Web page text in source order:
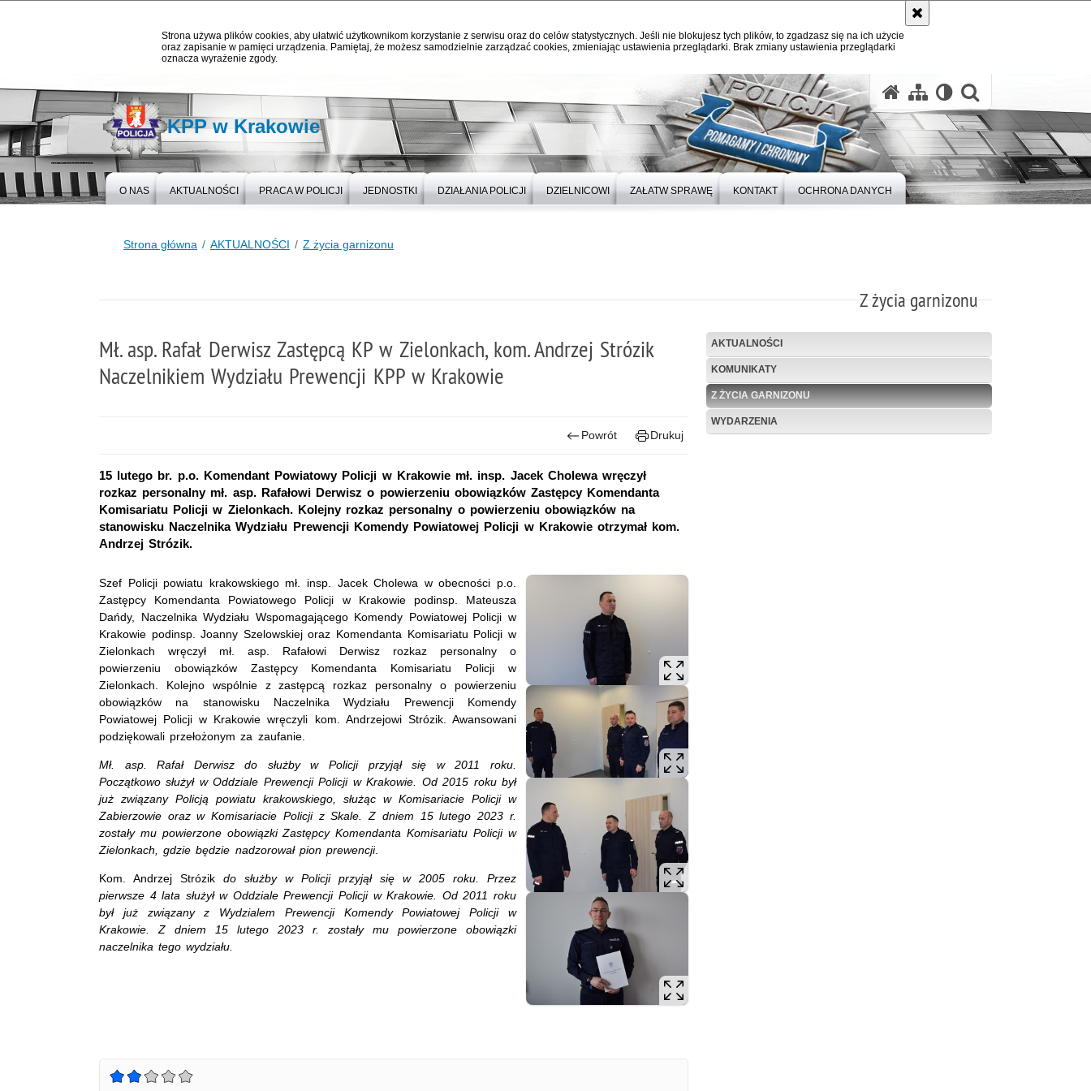
Strona używa plików cookies, aby ułatwić użytkownikom korzystanie z serwisu oraz do celów statystycznych. Jeśli nie blokujesz tych plików, to zgadzasz się na ich użycie
oraz zapisanie w pamięci urządzenia. Pamiętaj, że możesz samodzielnie zarządzać cookies, zmieniając ustawienia przeglądarki. Brak zmiany ustawienia przeglądarki
oznacza wyrażenie zgody.
KPP w Krakowie
O NAS AKTUALNOŚCI PRACA W POLICJI JEDNOSTKI DZIAŁANIA POLICJI DZIELNICOWI ZAŁATW SPRAWĘ KONTAKT OCHRONA DANYCH
Strona główna AKTUALNOŚCI Z życia garnizonu
Z życia garnizonu
Mł. asp. Rafał Derwisz Zastępcą KP w Zielonkach, kom. Andrzej Strózik
Naczelnikiem Wydziału Prewencji KPP w Krakowie
Powrót Drukuj
15 lutego br. p.o. Komendant Powiatowy Policji w Krakowie mł. insp. Jacek Cholewa wręczył
rozkaz personalny mł. asp. Rafałowi Derwisz o powierzeniu obowiązków Zastępcy Komendanta
Komisariatu Policji w Zielonkach. Kolejny rozkaz personalny o powierzeniu obowiązków na
stanowisku Naczelnika Wydziału Prewencji Komendy Powiatowej Policji w Krakowie otrzymał kom.
Andrzej Strózik.
Szef Policji powiatu krakowskiego mł. insp. Jacek Cholewa w obecności p.o.
Zastępcy Komendanta Powiatowego Policji w Krakowie podinsp. Mateusza
Dańdy, Naczelnika Wydziału Wspomagającego Komendy Powiatowej Policji w
Krakowie podinsp. Joanny Szelowskiej oraz Komendanta Komisariatu Policji w
Zielonkach wręczył mł. asp. Rafałowi Derwisz rozkaz personalny o
powierzeniu obowiązków Zastępcy Komendanta Komisariatu Policji w
Zielonkach. Kolejno wspólnie z zastępcą rozkaz personalny o powierzeniu
obowiązków na stanowisku Naczelnika Wydziału Prewencji Komendy
Powiatowej Policji w Krakowie wręczyli kom. Andrzejowi Strózik. Awansowani
podziękowali przełożonym za zaufanie.
Mł. asp. Rafał Derwisz do służby w Policji przyjął się w 2011 roku.
Początkowo służył w Oddziale Prewencji Policji w Krakowie. Od 2015 roku był
już związany Policją powiatu krakowskiego, służąc w Komisariacie Policji w
Zabierzowie oraz w Komisariacie Policji z Skale. Z dniem 15 lutego 2023 r.
zostały mu powierzone obowiązki Zastępcy Komendanta Komisariatu Policji w
Zielonkach, gdzie będzie nadzorował pion prewencji.
Kom. Andrzej Strózik do służby w Policji przyjął się w 2005 roku. Przez
pierwsze 4 lata służył w Oddziale Prewencji Policji w Krakowie. Od 2011 roku
był już związany z Wydzialem Prewencji Komendy Powiatowej Policji w
Krakowie. Z dniem 15 lutego 2023 r. zostały mu powierzone obowiązki
naczelnika tego wydziału.
AKTUALNOŚCI
KOMUNIKATY
Z ŻYCIA GARNIZONU
WYDARZENIA